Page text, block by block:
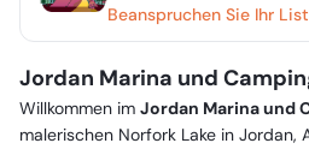
Beanspruchen Sie Ihr
Jordan Marina und
Willkommen im Jordan Marina und
malerischen Norfork Lake in Jordan,